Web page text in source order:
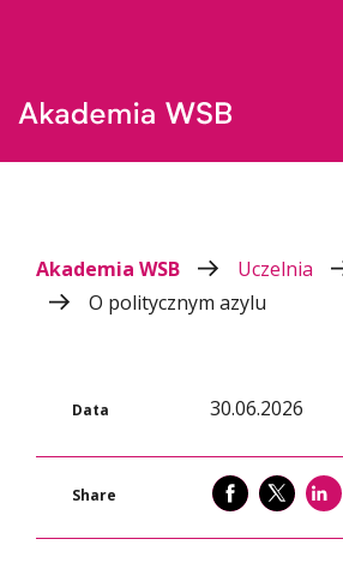
Akademia WSB Uczelnia
O politycznym azylu
Data 30.06.2026
Share SHARE SHARE